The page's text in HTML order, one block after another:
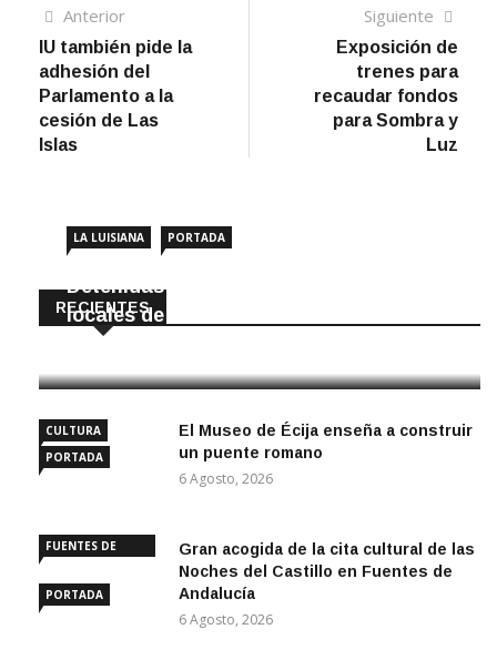
Navegación
de
entradas
AnteriorArtículo
anterior
IU también pide la
adhesión del
Parlamento a la
cesión de Las
Islas
Siguiente
Exposición de
trenes para
recaudar fondos
para Sombra y
Luz
RECIENTES
LA LUISIANA PORTADA
Detenidas dos personas por robar en
locales de La Luisiana
CULTURA
PORTADA
El Museo de Écija enseña a construir
un puente romano
6 Agosto, 2026
FUENTES DE
PORTADA
Gran acogida de la cita cultural de las
Noches del Castillo en Fuentes de
Andalucía
6 Agosto, 2026